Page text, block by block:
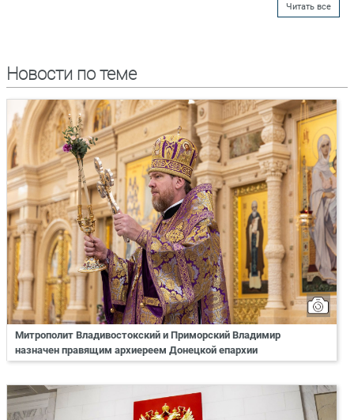
Читать все
Новости по теме
Митрополит Владивостокский и Приморский Владимир
назначен правящим архиереем Донецкой епархии